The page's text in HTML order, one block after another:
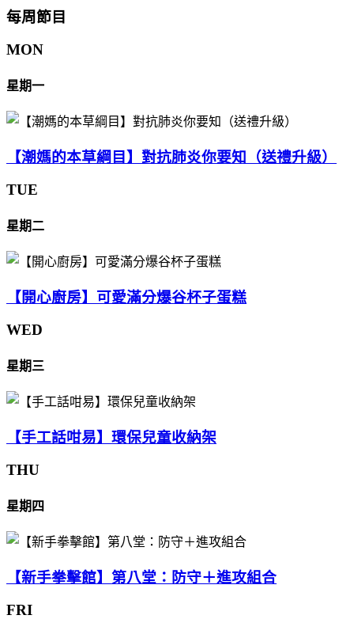
每周節目
MON
星期一
【潮媽的本草綱目】對抗肺炎你要知（送禮升級）
TUE
星期二
【開心廚房】可愛滿分爆谷杯子蛋糕
WED
星期三
【手工話咁易】環保兒童收納架
THU
星期四
【新手拳擊館】第八堂：防守＋進攻組合
FRI